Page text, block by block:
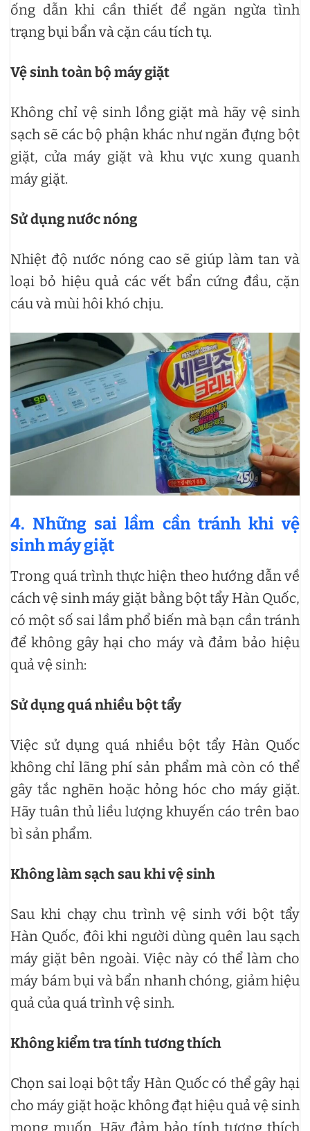
ống dẫn khi cần thiết để ngăn ngừa tình
trạng bụi bẩn và cặn cáu tích tụ.
Vệ sinh toàn bộ máy giặt
Không chỉ vệ sinh lồng giặt mà hãy vệ sinh
sạch sẽ các bộ phận khác như ngăn đựng bột
giặt, cửa máy giặt và khu vực xung quanh
máy giặt.
Sử dụng nước nóng
Nhiệt độ nước nóng cao sẽ giúp làm tan và
loại bỏ hiệu quả các vết bẩn cứng đầu, cặn
cáu và mùi hôi khó chịu.
4. Những sai lầm cần tránh khi vệ
sinh máy giặt
Trong quá trình thực hiện theo hướng dẫn về
cách vệ sinh máy giặt bằng bột tẩy Hàn Quốc,
có một số sai lầm phổ biến mà bạn cần tránh
để không gây hại cho máy và đảm bảo hiệu
quả vệ sinh:
Sử dụng quá nhiều bột tẩy
Việc sử dụng quá nhiều bột tẩy Hàn Quốc
không chỉ lãng phí sản phẩm mà còn có thể
gây tắc nghẽn hoặc hỏng hóc cho máy giặt.
Hãy tuân thủ liều lượng khuyến cáo trên bao
bì sản phẩm.
Không làm sạch sau khi vệ sinh
Sau khi chạy chu trình vệ sinh với bột tẩy
Hàn Quốc, đôi khi người dùng quên lau sạch
máy giặt bên ngoài. Việc này có thể làm cho
máy bám bụi và bẩn nhanh chóng, giảm hiệu
quả của quá trình vệ sinh.
Không kiểm tra tính tương thích
Chọn sai loại bột tẩy Hàn Quốc có thể gây hại
cho máy giặt hoặc không đạt hiệu quả vệ sinh
mong muốn. Hãy đảm bảo tính tương thích